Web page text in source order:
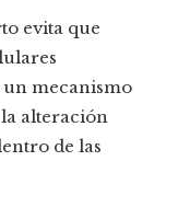
evita que
mecanismo
la alteración
de las